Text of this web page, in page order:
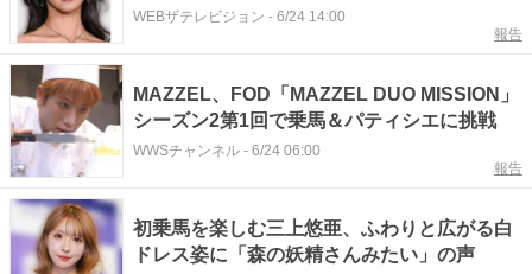
的な姿に反響
WEBザテレビジョン - 6/24 14:00
報告
MAZZEL、FOD「MAZZEL DUO MISSION」
シーズン2第1回で乗馬＆パティシエに挑戦
WWSチャンネル - 6/24 06:00
報告
初乗馬を楽しむ三上悠亜、ふわりと広がる白
ドレス姿に「森の妖精さんみたい」の声